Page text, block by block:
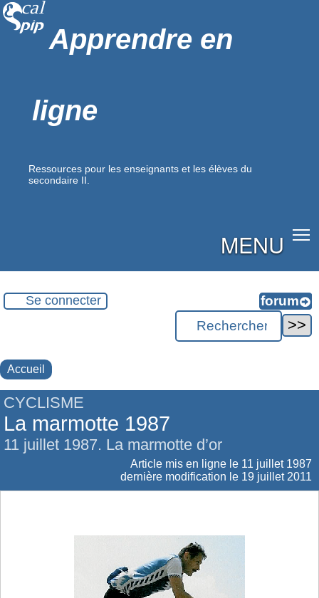
Apprendre en
ligne
Ressources pour les enseignants et les élèves du
secondaire II.
MENU
Se connecter
Accueil
CYCLISME
La marmotte 1987
11 juillet 1987. La marmotte d’or
Article mis en ligne le 11 juillet 1987
dernière modification le 19 juillet 2011